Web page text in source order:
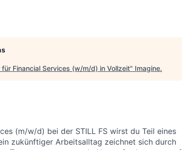
Financial Services (w/m/d) in Vollzeit" Imagine.
(m/w/d) bei der STILL FS wirst du Teil eines
zukünftiger Arbeitsalltag zeichnet sich durch